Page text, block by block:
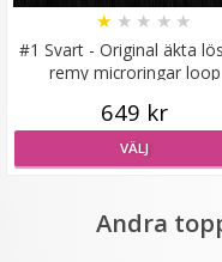
#613 Ljusblond -
#1 Svart - Original äkta
remy microringar loop
★ ★ ★ ★ ★
649 kr
VÄLJ
Andra